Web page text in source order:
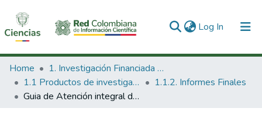
Log In (current)
Communities & Collections
All of DSpace
Home
1. Investigación Financiada con Recursos Públicos
1.1 Productos de investigación
1.1.2. Informes Finales
Guia de Atención integral de detección temprana y diagnostico del episodio depresivo y trastorno depresivo recurrente en adultos. Atención integral de los adultos con diagnostico Episodio Depresivo o Trastorno Depresivo Recurrente.